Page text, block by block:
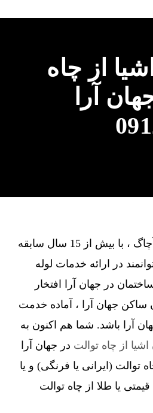
از چاه
آرا
گروه فنی آذین گستر آچاگ ، با بیش از 15 سال سابقه
در ارائه خدمات لوله
در جهان آرا افتخار
ساکن جهان آرا ، آماده خدمت
آرا باشد. شما هم اکنون به
از چاه توالت در جهان آرا
توالت (ایرانی یا فرنگی) و یا
یا طلا از چاه توالت